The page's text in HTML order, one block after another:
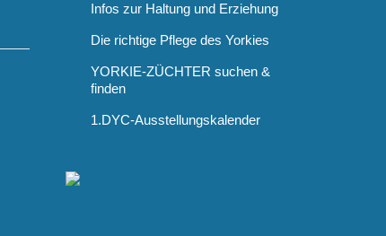
Infos zur Haltung und Erziehung
Die richtige Pflege des Yorkies
YORKIE-ZÜCHTER suchen &
finden
1.DYC-Ausstellungskalender